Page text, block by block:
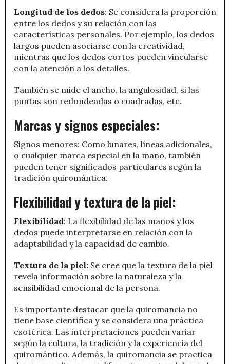
Longitud de los dedos: Se considera la proporción
entre los dedos y su relación con las
características personales. Por ejemplo, los dedos
largos pueden asociarse con la creatividad,
mientras que los dedos cortos pueden vincularse
con la atención a los detalles.
También se mide el ancho, la angulosidad, si las
puntas son redondeadas o cuadradas, etc.
Marcas y signos especiales:
Signos menores: Como lunares, líneas adicionales,
o cualquier marca especial en la mano, también
pueden tener significados particulares según la
tradición quiromántica.
Flexibilidad y textura de la piel:
Flexibilidad: La flexibilidad de las manos y los
dedos puede interpretarse en relación con la
adaptabilidad y la capacidad de cambio.
Textura de la piel: Se cree que la textura de la piel
revela información sobre la naturaleza y la
sensibilidad emocional de la persona.
Es importante destacar que la quiromancia no
tiene base científica y se considera una práctica
esotérica. Las interpretaciones pueden variar
según la cultura, la tradición y la experiencia del
quiromántico. Además, la quiromancia se practica